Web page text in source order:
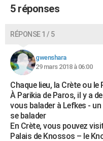
FORUM
Bricolage
Lifestyle
Culture
Sport
Auto
Television
Voyage
Cinema
5 réponses
RÉPONSE 1 / 5
gwenshara
29 mars 2018 à 06:00
Chaque lieu, la Crète ou
À Parikia de Paros, il y a
vous balader à Lefkes -
se balader
En Crète, vous pouvez
Palais de Knossos – le